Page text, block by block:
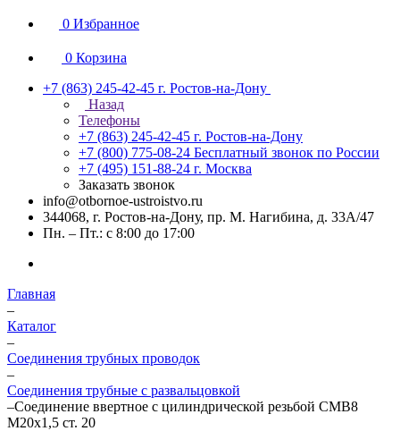
0 Избранное
0 Корзина
+7 (863) 245-42-45 г. Ростов-на-Дону
Назад
Телефоны
+7 (863) 245-42-45 г. Ростов-на-Дону
+7 (800) 775-08-24 Бесплатный звонок по России
+7 (495) 151-88-24 г. Москва
Заказать звонок
info@otbornoe-ustroistvo.ru
344068, г. Ростов-на-Дону, пр. М. Нагибина, д. 33А/47
Пн. – Пт.: с 8:00 до 17:00
Главная
–
Каталог
–
Соединения трубных проводок
–
Соединения трубные с развальцовкой
–Соединение ввертное с цилиндрической резьбой СМВ8
М20х1,5 ст. 20